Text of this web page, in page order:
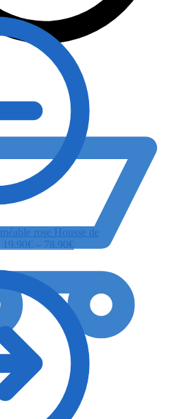
Housse de
19.90€ – 78.90€